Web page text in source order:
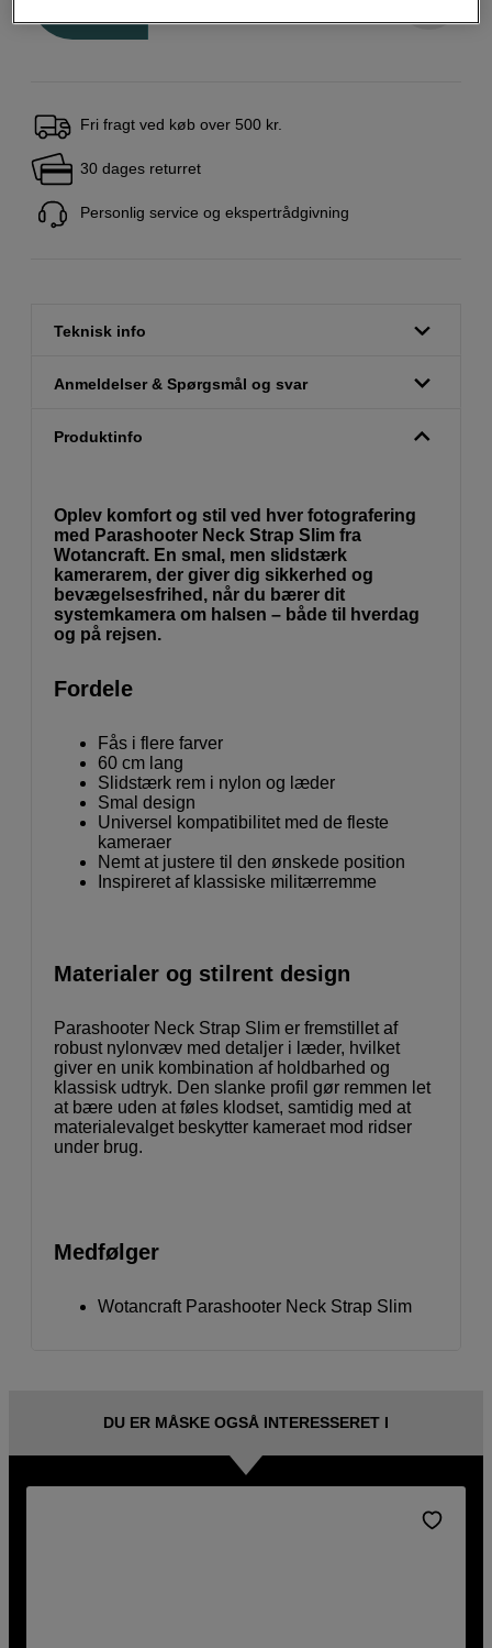
Fri fragt ved køb over 500 kr.
30 dages returret
Personlig service og ekspertrådgivning
Teknisk info
Anmeldelser & Spørgsmål og svar
Produktinfo
Oplev komfort og stil ved hver fotografering
med Parashooter Neck Strap Slim fra
Wotancraft. En smal, men slidstærk
kamerarem, der giver dig sikkerhed og
bevægelsesfrihed, når du bærer dit
systemkamera om halsen – både til hverdag
og på rejsen.
Fordele
Fås i flere farver
60 cm lang
Slidstærk rem i nylon og læder
Smal design
Universel kompatibilitet med de fleste
kameraer
Nemt at justere til den ønskede position
Inspireret af klassiske militærremme
Materialer og stilrent design
Parashooter Neck Strap Slim er fremstillet af
robust nylonvæv med detaljer i læder, hvilket
giver en unik kombination af holdbarhed og
klassisk udtryk. Den slanke profil gør remmen let
at bære uden at føles klodset, samtidig med at
materialevalget beskytter kameraet mod ridser
under brug.
Medfølger
Wotancraft Parashooter Neck Strap Slim
DU ER MÅSKE OGSÅ INTERESSERET I